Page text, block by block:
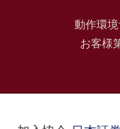
動作環境
お客様